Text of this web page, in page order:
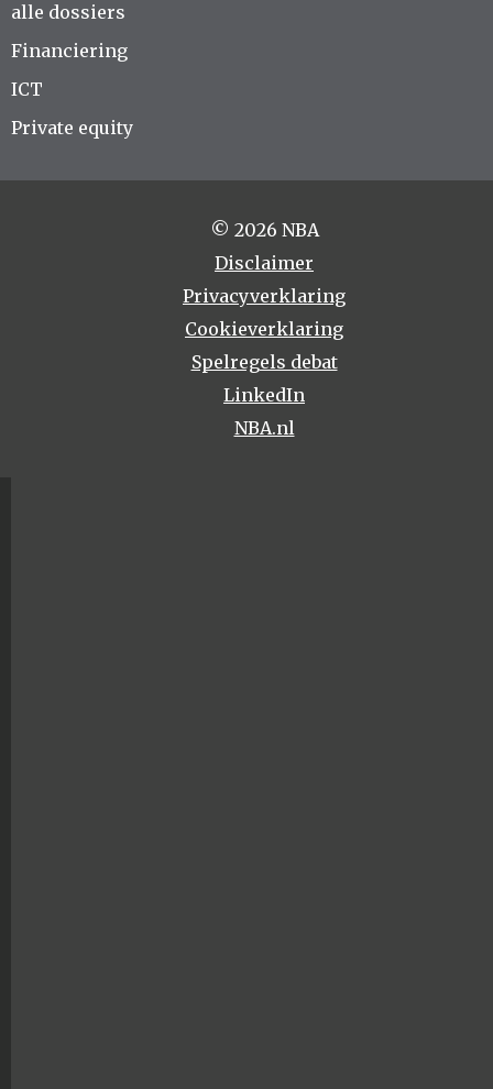
alle dossiers
Financiering
ICT
Private equity
© 2026 NBA
Disclaimer
Privacyverklaring
Cookieverklaring
Spelregels debat
LinkedIn
NBA.nl